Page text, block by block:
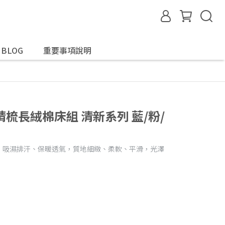
重要事項說明
長絨棉床組 清新系列 藍/粉/
濕排汗、保暖透氣，質地細緻、柔軟、平滑，光澤